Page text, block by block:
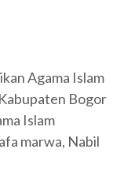
Agama Islam
Bogor
Islam
marwa, Nabil